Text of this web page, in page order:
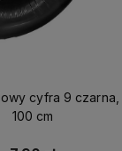
cyfra 9 czarna,
100 cm